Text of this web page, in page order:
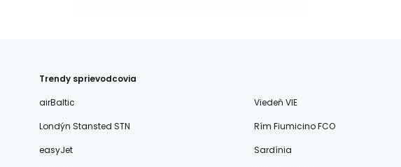
Trendy sprievodcovia
airBaltic
Viedeň VIE
Londýn Stansted STN
Rím Fiumicino FCO
easyJet
Sardínia